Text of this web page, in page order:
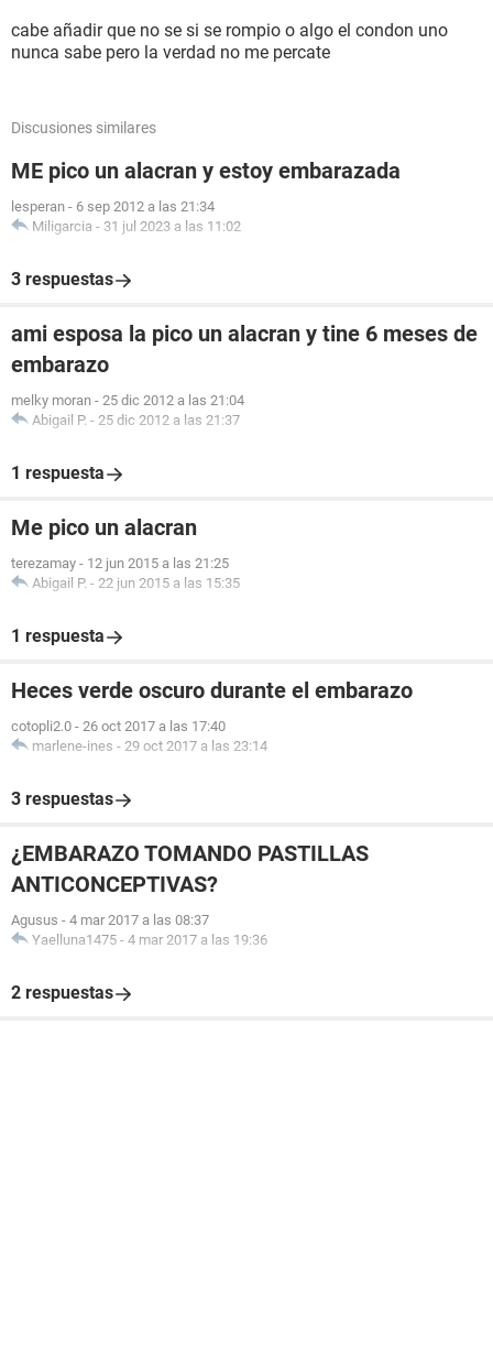
cabe añadir que no se si se rompio o algo el condon uno
nunca sabe pero la verdad no me percate
Discusiones similares
ME pico un alacran y estoy embarazada
lesperan - 6 sep 2012 a las 21:34
Miligarcia - 31 jul 2023 a las 11:02
3 respuestas
ami esposa la pico un alacran y tine 6 meses de
embarazo
melky moran - 25 dic 2012 a las 21:04
Abigail P. - 25 dic 2012 a las 21:37
1 respuesta
Me pico un alacran
terezamay - 12 jun 2015 a las 21:25
Abigail P. - 22 jun 2015 a las 15:35
1 respuesta
Heces verde oscuro durante el embarazo
cotopli2.0 - 26 oct 2017 a las 17:40
marlene-ines - 29 oct 2017 a las 23:14
3 respuestas
¿EMBARAZO TOMANDO PASTILLAS
ANTICONCEPTIVAS?
Agusus - 4 mar 2017 a las 08:37
Yaelluna1475 - 4 mar 2017 a las 19:36
2 respuestas